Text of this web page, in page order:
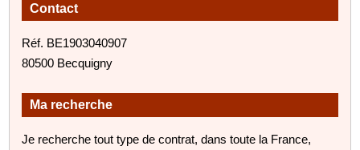
Contact
Réf. BE1903040907
80500 Becquigny
Ma recherche
Je recherche tout type de contrat, dans toute la France,